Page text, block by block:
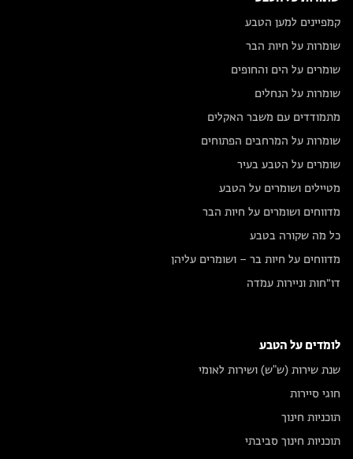
קמפיינים למען הטבע
שומרות על חיות הבר
שומרים על הים והחופים
שומרות על הנחלים
מתמודדים עם משבר האקלים
שומרות על המרחבים הפתוחים
שומרים על הטבע בעיר
מטיילים ושומרים על הטבע
מדווחים ושומרים על חיות הבר
כל מה שקורה בטבע
מדווחים על חיות בר – ושומרים עליהן
דו״חות וניירות עמדה
לומדים על הטבע
שנת שירות (ש"ש) ושירות לאומי
חוגי סיירות
תוכניות חינוך
תוכניות חינוך סביבתי